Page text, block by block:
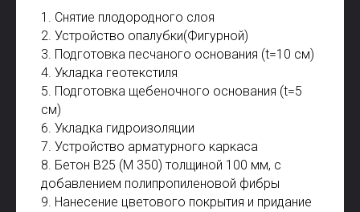
1. Снятие плодородного слоя
2. Устройство опалубки(Фигурной)
3. Подготовка песчаного основания (t=10 см)
4. Укладка геотекстиля
5. Подготовка щебеночного основания (t=5
см)
6. Укладка гидроизоляции
7. Устройство арматурного каркаса
8. Бетон В25 (М 350) толщиной 100 мм, с
добавлением полипропиленовой фибры
9. Нанесение цветового покрытия и придание